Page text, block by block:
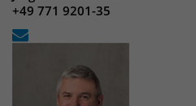
+49 771 9201-35